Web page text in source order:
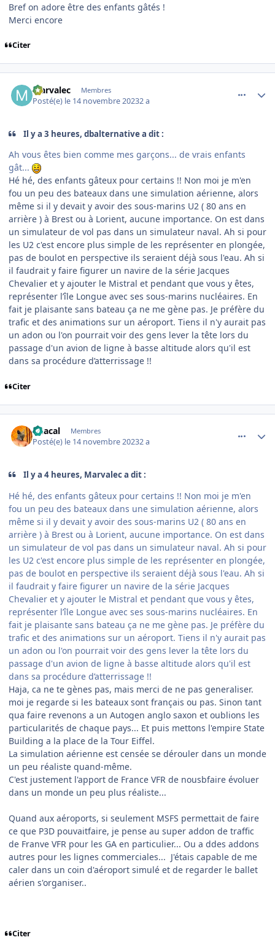
Bref on adore être des enfants gâtés !
Merci encore
Citer
Marvalec Membres
Posté(e) le 14 novembre 20232 a
Il y a 3 heures, dbalternative a dit :
Ah vous êtes bien comme mes garçons... de vrais enfants
gât...
Hé hé, des enfants gâteux pour certains !! Non moi je m'en
fou un peu des bateaux dans une simulation aérienne, alors
même si il y devait y avoir des sous-marins U2 ( 80 ans en
arrière ) à Brest ou à Lorient, aucune importance. On est dans
un simulateur de vol pas dans un simulateur naval. Ah si pour
les U2 c'est encore plus simple de les représenter en plongée,
pas de boulot en perspective ils seraient déjà sous l'eau. Ah si
il faudrait y faire figurer un navire de la série Jacques
Chevalier et y ajouter le Mistral et pendant que vous y êtes,
représenter l’île Longue avec ses sous-marins nucléaires. En
fait je plaisante sans bateau ça ne me gène pas. Je préfère du
trafic et des animations sur un aéroport. Tiens il n'y aurait pas
un adon ou l'on pourrait voir des gens lever la tête lors du
passage d'un avion de ligne à basse altitude alors qu'il est
dans sa procédure d’atterrissage !!
Citer
Chacal Membres
Posté(e) le 14 novembre 20232 a
Il y a 4 heures, Marvalec a dit :
Hé hé, des enfants gâteux pour certains !! Non moi je m'en
fou un peu des bateaux dans une simulation aérienne, alors
même si il y devait y avoir des sous-marins U2 ( 80 ans en
arrière ) à Brest ou à Lorient, aucune importance. On est dans
un simulateur de vol pas dans un simulateur naval. Ah si pour
les U2 c'est encore plus simple de les représenter en plongée,
pas de boulot en perspective ils seraient déjà sous l'eau. Ah si
il faudrait y faire figurer un navire de la série Jacques
Chevalier et y ajouter le Mistral et pendant que vous y êtes,
représenter l’île Longue avec ses sous-marins nucléaires. En
fait je plaisante sans bateau ça ne me gène pas. Je préfère du
trafic et des animations sur un aéroport. Tiens il n'y aurait pas
un adon ou l'on pourrait voir des gens lever la tête lors du
passage d'un avion de ligne à basse altitude alors qu'il est
dans sa procédure d’atterrissage !!
Haja, ca ne te gènes pas, mais merci de ne pas generaliser.
moi je regarde si les bateaux sont français ou pas. Sinon tant
qua faire revenons a un Autogen anglo saxon et oublions les
particularités de chaque pays... Et puis mettons l'empire State
Building a la place de la Tour Eiffel.
La simulation aérienne est censée se dérouler dans un monde
un peu réaliste quand-même.
C'est justement l'apport de France VFR de nousbfaire évoluer
dans un monde un peu plus réaliste...
Quand aux aéroports, si seulement MSFS permettait de faire
ce que P3D pouvaitfaire, je pense au super addon de traffic
de Franve VFR pour les GA en particulier... Ou a ddes addons
autres pour les lignes commerciales... J'étais capable de me
caler dans un coin d'aéroport simulé et de regarder le ballet
aérien s'organiser..
Citer